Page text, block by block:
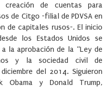
creación de cuentas para
de Citgo -filial de PDVSA en
de capitales rusos-. El inicio
los Estados Unidos se
la aprobación de la “Ley de
y la sociedad civil de
del 2014. Siguieron
Obama y Donald Trump,